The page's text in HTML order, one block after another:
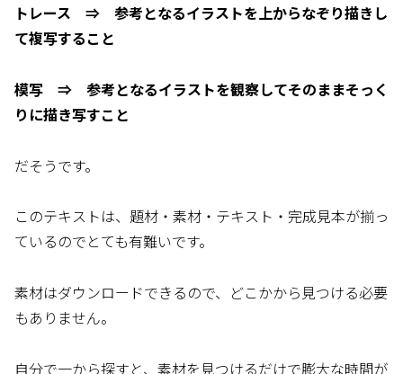
トレース ⇒ 参考となるイラストを上からなぞり描きし
て複写すること
模写 ⇒ 参考となるイラストを観察してそのままそっく
りに描き写すこと
だそうです。
このテキストは、題材・素材・テキスト・完成見本が揃っ
ているのでとても有難いです。
素材はダウンロードできるので、どこかから見つける必要
もありません。
自分で一から探すと、素材を見つけるだけで膨大な時間が